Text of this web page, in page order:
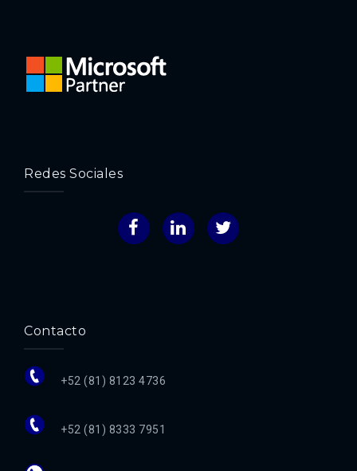
Redes Sociales
FacebookLinkedInTwitter
Contacto
+52 (81) 8123 4736
+52 (81) 8333 7951